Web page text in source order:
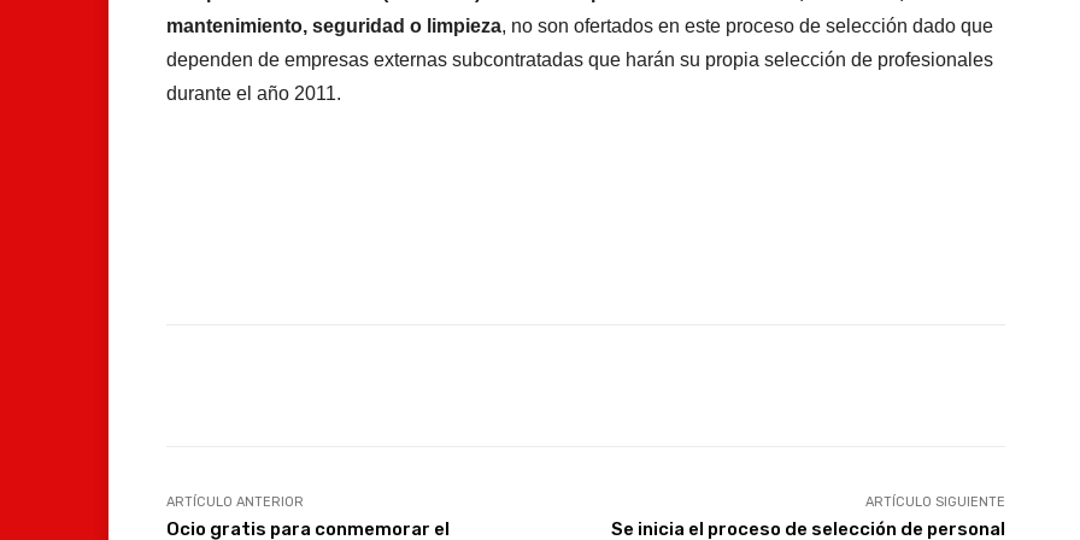
mantenimiento, seguridad o limpieza, no son ofertados en este proceso de selección dado que
dependen de empresas externas subcontratadas que harán su propia selección de profesionales
durante el año 2011.
ARTÍCULO ANTERIOR
Ocio gratis para conmemorar el
ARTÍCULO SIGUIENTE
Se inicia el proceso de selección de personal